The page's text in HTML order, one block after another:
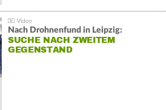
Nach Drohnenfund in Leipzig:
SUCHE NACH ZWEITEM
GEGENSTAND